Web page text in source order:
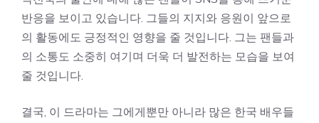
반응을 보이고 있습니다. 그들의 지지와 응원이 앞으로
의 활동에도 긍정적인 영향을 줄 것입니다. 그는 팬들과
의 소통도 소중히 여기며 더욱 더 발전하는 모습을 보여
줄 것입니다.
결국, 이 드라마는 그에게뿐만 아니라 많은 한국 배우들